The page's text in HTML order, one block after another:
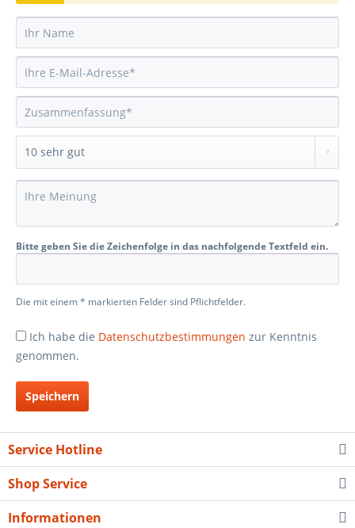
Bitte geben Sie die Zeichenfolge in das nachfolgende Textfeld ein.
Die mit einem * markierten Felder sind Pflichtfelder.
Ich habe die Datenschutzbestimmungen zur Kenntnis
genommen.
Speichern
Service Hotline
Shop Service
Informationen